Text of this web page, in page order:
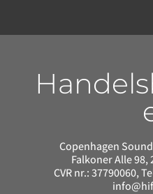
Copenhagen
Falkoner Alle
CVR nr.:37790060,